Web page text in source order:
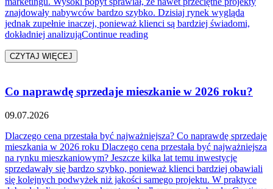
znajdowały nabywców bardzo szybko. Dzisiaj rynek wygląda
jednak zupełnie inaczej, ponieważ klienci są bardziej świadomi,
dokładniej analizująContinue reading„Jak projekt wpływa na tempo
CZYTAJ WIĘCEJ
Co naprawdę sprzedaje mieszkanie w 2026 roku?
09.07.2026
Dlaczego cena przestała być najważniejsza? Co naprawdę sprzedaje
mieszkania w 2026 roku Dlaczego cena przestała być najważniejsza
na rynku mieszkaniowym? Jeszcze kilka lat temu inwestycje
sprzedawały się bardzo szybko, ponieważ klienci bardziej obawiali
się kolejnych podwyżek niż jakości samego projektu. W praktyce